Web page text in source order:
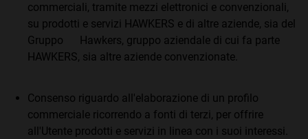
commerciali, tramite mezzi elettronici e convenzionali,
su prodotti e servizi HAWKERS e di altre aziende, sia del
Gruppo Hawkers, gruppo aziendale di cui fa parte
HAWKERS, sia altre aziende convenzionate.
Consenso riguardo all'elaborazione di un profilo
commerciale ricorrendo a fonti di terzi, per offrire
all'Utente prodotti e servizi in linea con i suoi interessi.